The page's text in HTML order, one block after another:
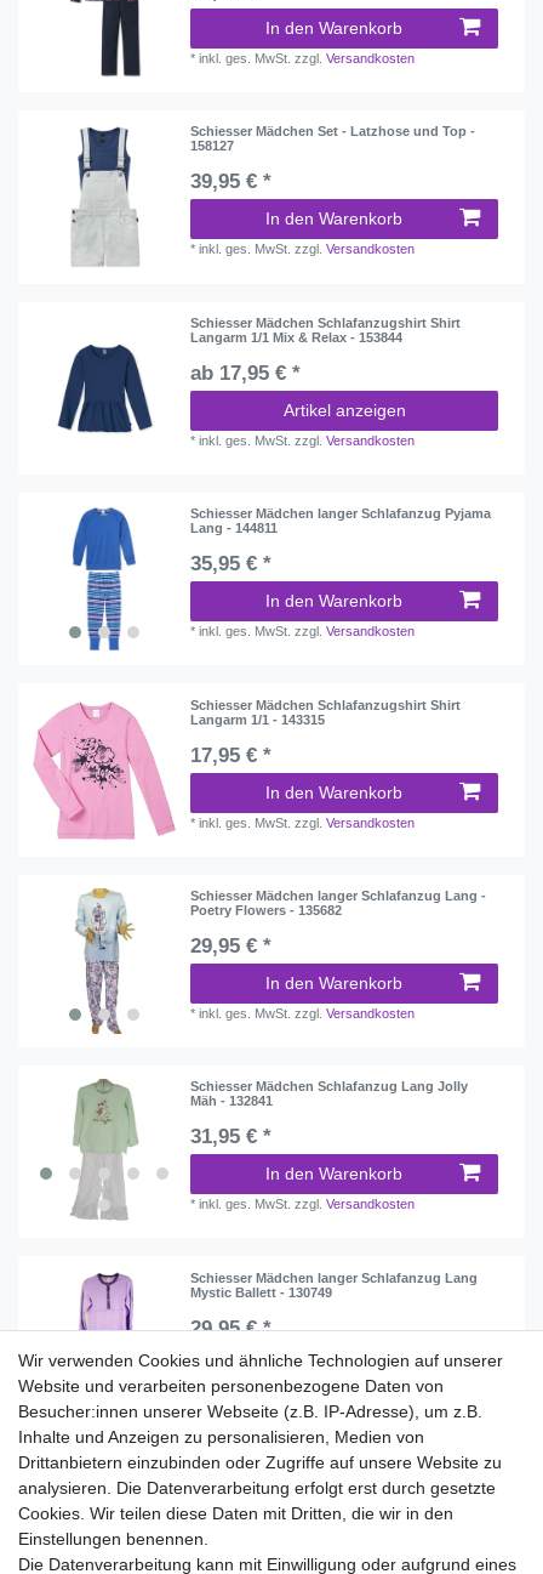
In den Warenkorb
*inkl. ges. MwSt. zzgl.Versandkosten
Schiesser Mädchen Set - Latzhose und Top -
158127
39,95 € *
In den Warenkorb
*inkl. ges. MwSt. zzgl.Versandkosten
Schiesser Mädchen Schlafanzugshirt Shirt
Langarm 1/1 Mix & Relax - 153844
ab 17,95 € *
Artikel anzeigen
*inkl. ges. MwSt. zzgl.Versandkosten
Schiesser Mädchen langer Schlafanzug Pyjama
Lang - 144811
35,95 € *
In den Warenkorb
*inkl. ges. MwSt. zzgl.Versandkosten
Schiesser Mädchen Schlafanzugshirt Shirt
Langarm 1/1 - 143315
17,95 € *
In den Warenkorb
*inkl. ges. MwSt. zzgl.Versandkosten
Schiesser Mädchen langer Schlafanzug Lang -
Poetry Flowers - 135682
29,95 € *
In den Warenkorb
*inkl. ges. MwSt. zzgl.Versandkosten
Schiesser Mädchen Schlafanzug Lang Jolly
Mäh - 132841
31,95 € *
In den Warenkorb
*inkl. ges. MwSt. zzgl.Versandkosten
Schiesser Mädchen langer Schlafanzug Lang
Mystic Ballett - 130749
29,95 € *
In den Warenkorb
*inkl. ges. MwSt.zzgl.Versandkosten
Wir liefern mit DHL (auch Samstags)
Wir verwenden Cookies und ähnliche Technologien auf unserer
Website und verarbeiten personenbezogene Daten von
Besucher:innen unserer Webseite (z.B. IP-Adresse), um z.B.
Inhalte und Anzeigen zu personalisieren, Medien von
Drittanbietern einzubinden oder Zugriffe auf unsere Website zu
analysieren. Die Datenverarbeitung erfolgt erst durch gesetzte
Cookies. Wir teilen diese Daten mit Dritten, die wir in den
Einstellungen benennen.
Die Datenverarbeitung kann mit Einwilligung oder aufgrund eines